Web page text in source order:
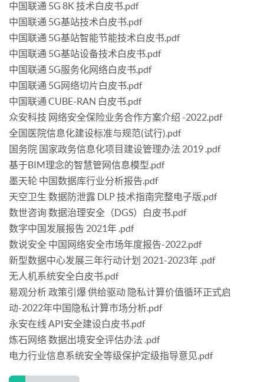
中国联通 5G 8K 技术白皮书.pdf
中国联通 5G基站技术白皮书.pdf
中国联通 5G基站智能节能技术白皮书.pdf
中国联通 5G基站设备技术白皮书.pdf
中国联通 5G服务化网络白皮书.pdf
中国联通 5G网络切片白皮书.pdf
中国联通 CUBE-RAN 白皮书.pdf
众安科技 网络安全保险业务合作方案介绍 -2022.pdf
全国医院信息化建设标准与规范(试行).pdf
国务院 国家政务信息化项目建设管理办法 2019 .pdf
基于BIM理念的智慧管网信息模型.pdf
墨天轮 中国数据库行业分析报告.pdf
天空卫生 数据防泄露 DLP 技术指南完整电子版.pdf
数世咨询 数据治理安全（DGS）白皮书.pdf
数字中国发展报告 2021年 .pdf
数说安全 中国网络安全市场年度报告-2022.pdf
新型数据中心发展三年行动计划 2021-2023年 .pdf
无人机系统安全白皮书.pdf
易观分析 政策引爆 供给驱动 隐私计算价值循环正式启
动-2022年中国隐私计算市场分析.pdf
永安在线 API安全建设白皮书.pdf
炼石网络 数据出境安全评估办法 .pdf
电力行业信息系统安全等级保护定级指导意见.pdf